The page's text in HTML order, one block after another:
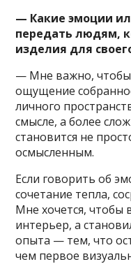
— Какие эмоции
передать людям,
изделия для
— Мне важно, чтобы
ощущение
личного
смысле, а более
становится не
осмысленным.
Если говорить об
сочетание тепла,
Мне хочется, чтобы
интерьер, а
опыта — тем, что
чем первое